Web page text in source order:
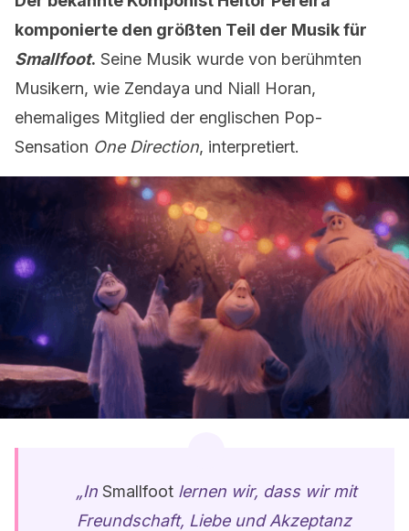
komponierte den größten Teil der Musik für
Smallfoot. Seine Musik wurde von berühmten
Musikern, wie Zendaya und Niall Horan,
ehemaliges Mitglied der englischen Pop-
Sensation One Direction, interpretiert.
„In Smallfoot lernen wir, dass wir mit
Freundschaft, Liebe und Akzeptanz